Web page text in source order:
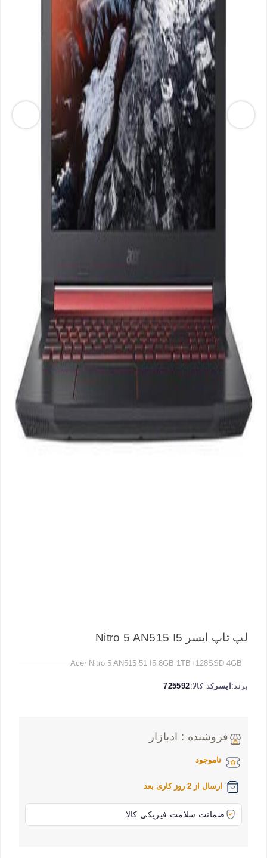
لپ تاپ ایسر Nitro 5 AN515 I5
Acer Nitro 5 AN515 51 I5 8GB 1TB+128SSD 4GB
برند: ایسرکد کالا:725592
فروشنده : ادبازار
ناموجود
ارسال از 2 روز کاری بعد
ضمانت سلامت فیزیکی کالا